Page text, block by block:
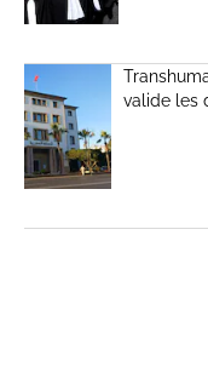
valide les